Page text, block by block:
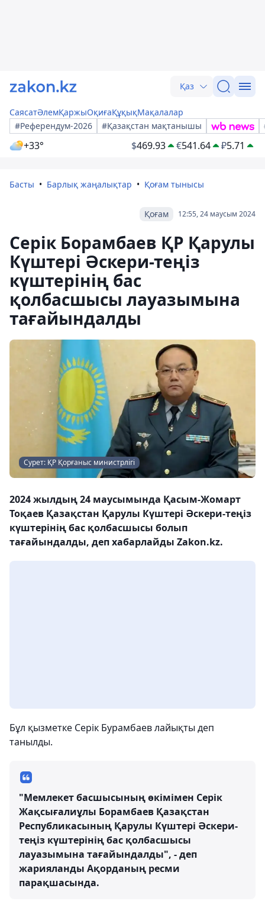
Қаз
СаясатӘлемҚаржыОқиғаҚұқықМақалалар
#Референдум-2026
#Қазақстан мақтанышы
+33° $469.93 €541.64 ₽5.71
Басты Барлық жаңалықтар Қоғам тынысы
12:55, 24 маусым 2024
Қоғам
Серік Борамбаев ҚР Қарулы
Күштері Әскери-теңіз
күштерінің бас
қолбасшысы лауазымына
тағайындалды
Сурет: ҚР Қорғаныс министрлігі
2024 жылдың 24 маусымында Қасым-Жомарт
Тоқаев Қазақстан Қарулы Күштері Әскери-теңіз
күштерінің бас қолбасшысы болып
тағайындалды, деп хабарлайды Zakon.kz.
Бұл қызметке Серік Бурамбаев лайықты деп
танылды.
"Мемлекет басшысының өкімімен Серік
Жақсығалиұлы Борамбаев Қазақстан
Республикасының Қарулы Күштері Әскери-
теңіз күштерінің бас қолбасшысы
лауазымына тағайындалды", - деп
жарияланды Ақорданың ресми
парақшасында.